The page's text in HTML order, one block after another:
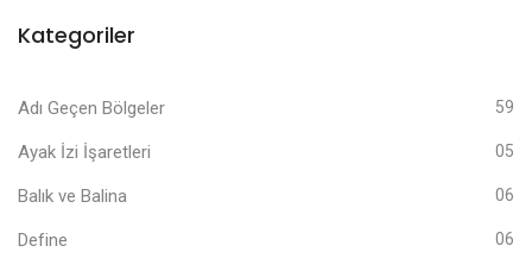
Kategoriler
Adı Geçen Bölgeler 59
Ayak İzi İşaretleri 05
Balık ve Balina 06
Define 06